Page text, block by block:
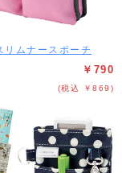
リムナースポーチ
￥790
(税込 ￥869)